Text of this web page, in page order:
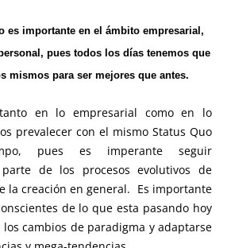
es importante en el ámbito empresarial,
pues todos los días tenemos que
mismos para ser mejores que antes.
en lo empresarial como en lo
prevalecer con el mismo Status Quo
pues es imperante seguir
de los procesos evolutivos de
la creación en general. Es importante
de lo que esta pasando hoy
cambios de paradigma y adaptarse